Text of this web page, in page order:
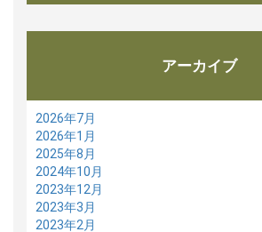
アーカイブ
2026年7月
2026年1月
2025年8月
2024年10月
2023年12月
2023年3月
2023年2月